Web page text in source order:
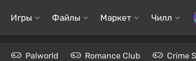
Игры Файлы Маркет Чилл
Palworld Romance Club Crime